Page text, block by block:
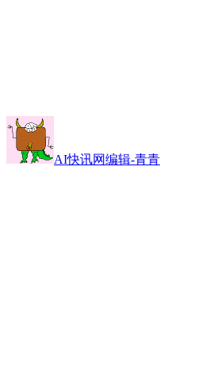
AI快讯网编辑-青青